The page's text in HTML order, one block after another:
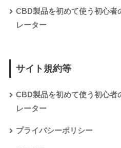
CBD製品を初めて使う初心者
レーター
サイト規約等
CBD製品を初めて使う初心者
レーター
プライバシーポリシー